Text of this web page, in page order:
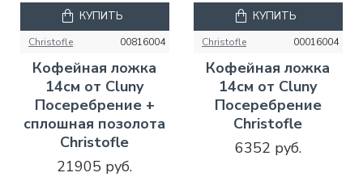
Christofle 00816004
Кофейная ложка
14см от Cluny
Посеребрение +
сплошная позолота
Christofle
21905 руб.
КУПИТЬ
Christofle 00016004
Кофейная ложка
14см от Cluny
Посеребрение
Christofle
6352 руб.
КУПИТЬ